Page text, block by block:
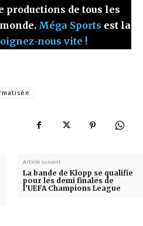
productions de tous les
Méga Sports est la
nous vite !
Article suivant
La bande de Klopp se qualifie
pour les demi finales de
l’UEFA Champions League